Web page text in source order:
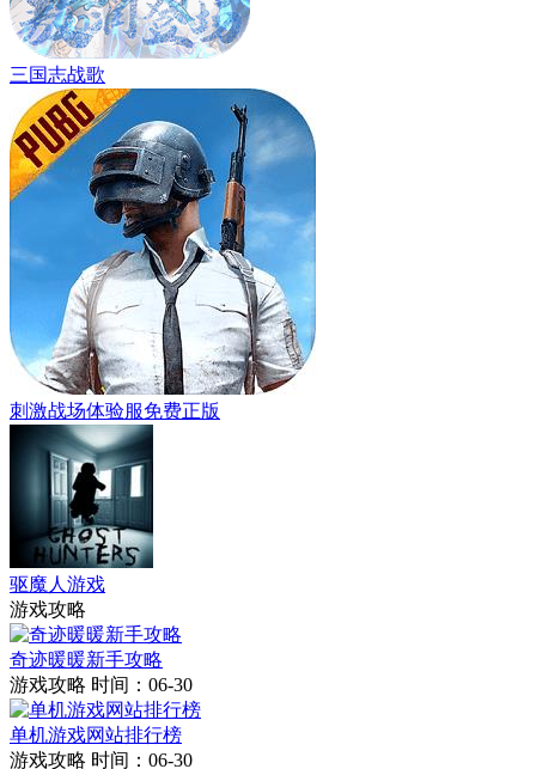
三国志战歌
刺激战场体验服免费正版
驱魔人游戏
游戏攻略
奇迹暖暖新手攻略
游戏攻略 时间：06-30
单机游戏网站排行榜
游戏攻略 时间：06-30